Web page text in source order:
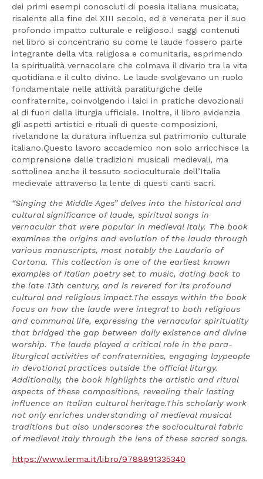
dei primi esempi conosciuti di poesia italiana musicata,
risalente alla fine del XIII secolo, ed è venerata per il suo
profondo impatto culturale e religioso.I saggi contenuti
nel libro si concentrano su come le laude fossero parte
integrante della vita religiosa e comunitaria, esprimendo
la spiritualità vernacolare che colmava il divario tra la vita
quotidiana e il culto divino. Le laude svolgevano un ruolo
fondamentale nelle attività paraliturgiche delle
confraternite, coinvolgendo i laici in pratiche devozionali
al di fuori della liturgia ufficiale. Inoltre, il libro evidenzia
gli aspetti artistici e rituali di queste composizioni,
rivelandone la duratura influenza sul patrimonio culturale
italiano.Questo lavoro accademico non solo arricchisce la
comprensione delle tradizioni musicali medievali, ma
sottolinea anche il tessuto socioculturale dell’Italia
medievale attraverso la lente di questi canti sacri.
“Singing the Middle Ages” delves into the historical and
cultural significance of laude, spiritual songs in
vernacular that were popular in medieval Italy. The book
examines the origins and evolution of the lauda through
various manuscripts, most notably the Laudario of
Cortona. This collection is one of the earliest known
examples of Italian poetry set to music, dating back to
the late 13th century, and is revered for its profound
cultural and religious impact.The essays within the book
focus on how the laude were integral to both religious
and communal life, expressing the vernacular spirituality
that bridged the gap between daily existence and divine
worship. The laude played a critical role in the para-
liturgical activities of confraternities, engaging laypeople
in devotional practices outside the official liturgy.
Additionally, the book highlights the artistic and ritual
aspects of these compositions, revealing their lasting
influence on Italian cultural heritage.This scholarly work
not only enriches understanding of medieval musical
traditions but also underscores the sociocultural fabric
of medieval Italy through the lens of these sacred songs.
https://www.lerma.it/libro/9788891335340